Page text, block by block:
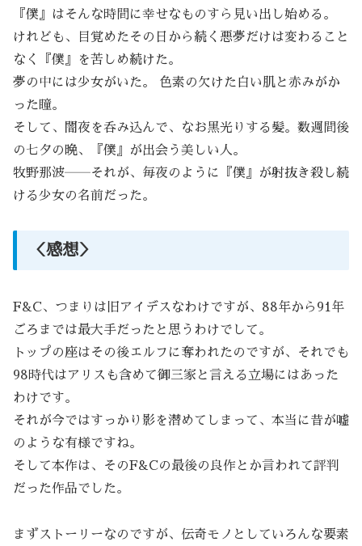
『僕』はそんな時間に幸せなものすら見い出し始める。
けれども、目覚めたその日から続く悪夢だけは変わること
なく『僕』を苦しめ続けた。
夢の中には少女がいた。 色素の欠けた白い肌と赤みがか
った瞳。
そして、闇夜を呑み込んで、なお黒光りする髪。数週間後
の七夕の晩、『僕』が出会う美しい人。
牧野那波――それが、毎夜のように『僕』が射抜き殺し続
ける少女の名前だった。
＜感想＞
F&C、つまりは旧アイデスなわけですが、88年から91年
ごろまでは最大手だったと思うわけでして。
トップの座はその後エルフに奪われたのですが、それでも
98時代はアリスも含めて御三家と言える立場にはあった
わけです。
それが今ではすっかり影を潜めてしまって、本当に昔が嘘
のような有様ですね。
そして本作は、そのF&Cの最後の良作とか言われて評判
だった作品でした。
まずストーリーなのですが、伝奇モノとしていろんな要素